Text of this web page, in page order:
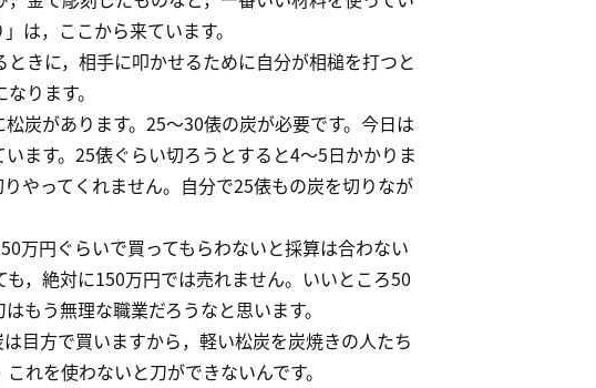
は，ここから来ています。
きに，相手に叩かせるために自分が相槌を打つと
ります。
炭があります。25～30俵の炭が必要です。今日は
ます。25俵ぐらい切ろうとすると4～5日かかりま
やってくれません。自分で25俵もの炭を切りなが
万円ぐらいで買ってもらわないと採算は合わない
，絶対に150万円では売れません。いいところ50
もう無理な職業だろうなと思います。
目方で買いますから，軽い松炭を炭焼きの人たち
れを使わないと刀ができないんです。